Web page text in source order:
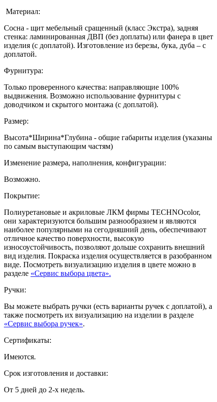
Материал:
Сосна - щит мебельный сращенный (класс Экстра), задняя
стенка: ламинированная ДВП (без доплаты) или фанера в цвет
изделия (с доплатой). Изготовление из березы, бука, дуба – с
доплатой.
Фурнитура:
Только проверенного качества: направляющие 100%
выдвижения. Возможно использование фурнитуры с
доводчиком и скрытого монтажа (с доплатой).
Размер:
Высота*Ширина*Глубина - общие габариты изделия (указаны
по самым выступающим частям)
Изменение размера, наполнения, конфигурации:
Возможно.
Покрытие:
Полиуретановые и акриловые ЛКМ фирмы TECHNOcolor,
они характеризуются большим разнообразием и являются
наиболее популярными на сегодняшний день, обеспечивают
отличное качество поверхности, высокую
износоустойчивость, позволяют дольше сохранить внешний
вид изделия. Покраска изделия осуществляется в разобранном
виде. Посмотреть визуализацию изделия в цвете можно в
разделе «Сервис выбора цвета».
Ручки:
Вы можете выбрать ручки (есть варианты ручек с доплатой), а
также посмотреть их визуализацию на изделии в разделе
«Сервис выбора ручек».
Сертификаты:
Имеются.
Срок изготовления и доставки:
От 5 дней до 2-х недель.